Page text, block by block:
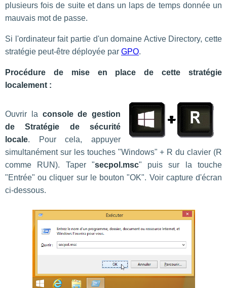
plusieurs fois de suite et dans un laps de temps donnée un
mauvais mot de passe.
Si l'ordinateur fait partie d'un domaine Active Directory, cette
stratégie peut-être déployée par GPO.
Procédure de mise en place de cette stratégie
localement :
Ouvrir la console de gestion
de Stratégie de sécurité
locale. Pour cela, appuyer
simultanément sur les touches "Windows" + R du clavier (R
comme RUN). Taper "secpol.msc" puis sur la touche
"Entrée" ou cliquer sur le bouton "OK". Voir capture d'écran
ci-dessous.